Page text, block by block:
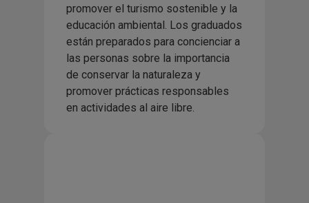
promover el turismo sostenible y la
educación ambiental. Los graduados
están preparados para concienciar a
las personas sobre la importancia
de conservar la naturaleza y
promover prácticas responsables
en actividades al aire libre.